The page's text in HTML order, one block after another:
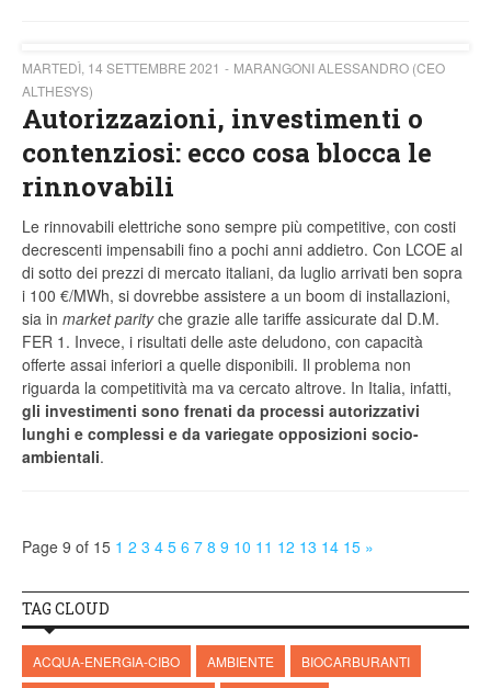
MARTEDÌ, 14 SETTEMBRE 2021
MARANGONI ALESSANDRO (CEO
ALTHESYS)
Autorizzazioni, investimenti o
contenziosi: ecco cosa blocca le
rinnovabili
Le rinnovabili elettriche sono sempre più competitive, con costi
decrescenti impensabili fino a pochi anni addietro. Con LCOE al
di sotto dei prezzi di mercato italiani, da luglio arrivati ben sopra
i 100 €/MWh, si dovrebbe assistere a un boom di installazioni,
sia in market parityche grazie alle tariffe assicurate dal D.M.
FER 1. Invece, i risultati delle aste deludono, con capacità
offerte assai inferiori a quelle disponibili. Il problema non
riguarda la competitività ma va cercato altrove. In Italia, infatti,
gli investimenti sono frenati da processi autorizzativi
lunghi e complessi e da variegate opposizioni socio-
ambientali.
Page 9 of 15 1 2 3 4 5 6 7 8 9 10 11 12 13 14 15 »
TAG CLOUD
ACQUA-ENERGIA-CIBO AMBIENTE
BIOCARBURANTI